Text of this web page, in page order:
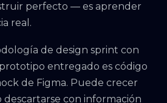
perfecto — es aprender
real.
de design sprint con
entregado es código
de Figma. Puede crecer
descartarse con información